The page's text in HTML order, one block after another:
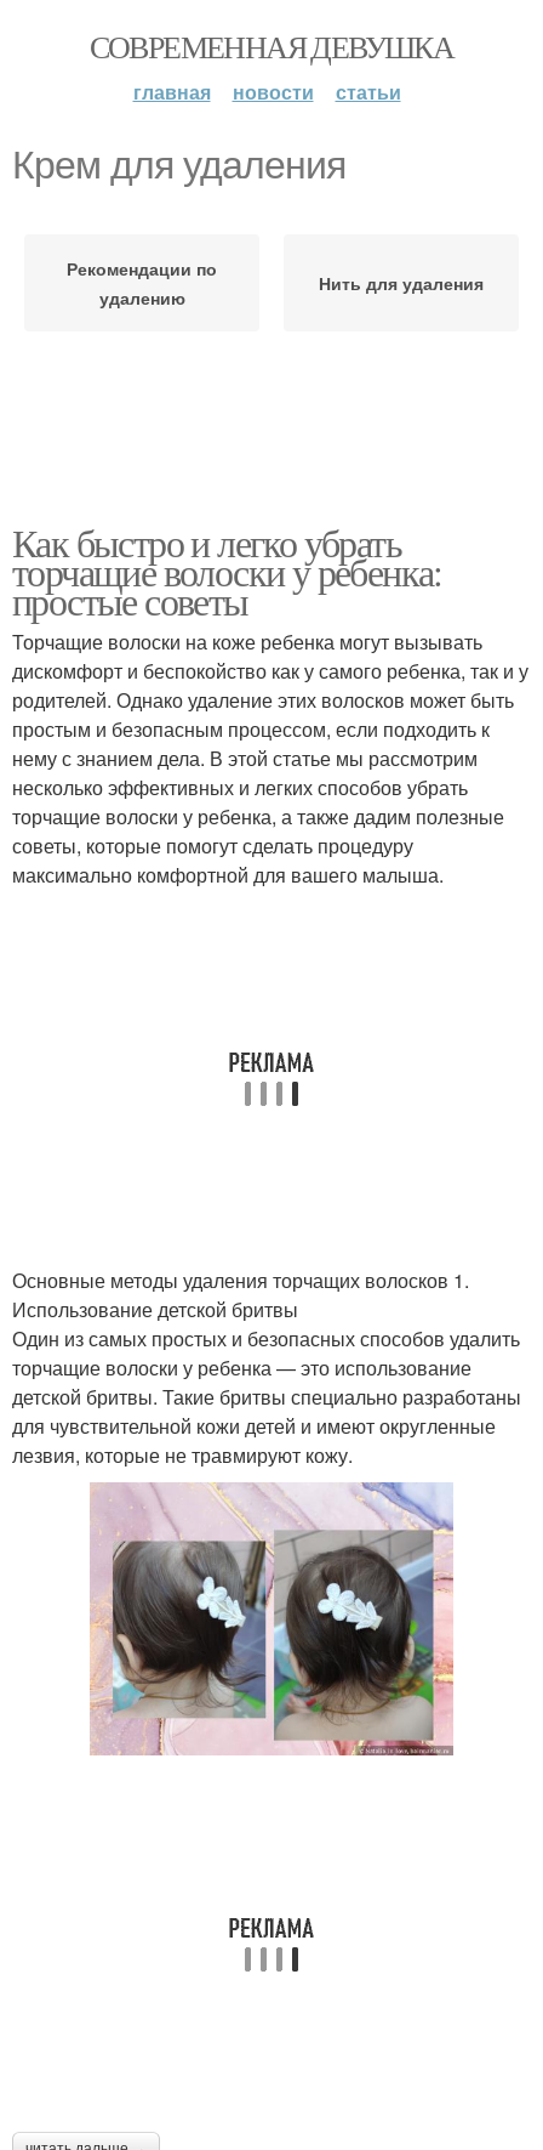
СОВРЕМЕННАЯ ДЕВУШКА
главная новости статьи
Крем для удаления
Рекомендации по
удалению
Нить для удаления
Как быстро и легко убрать
торчащие волоски у ребенка:
простые советы
Торчащие волоски на коже ребенка могут вызывать
дискомфорт и беспокойство как у самого ребенка, так и у
родителей. Однако удаление этих волосков может быть
простым и безопасным процессом, если подходить к
нему с знанием дела. В этой статье мы рассмотрим
несколько эффективных и легких способов убрать
торчащие волоски у ребенка, а также дадим полезные
советы, которые помогут сделать процедуру
максимально комфортной для вашего малыша.
Основные методы удаления торчащих волосков 1.
Использование детской бритвы
Один из самых простых и безопасных способов удалить
торчащие волоски у ребенка — это использование
детской бритвы. Такие бритвы специально разработаны
для чувствительной кожи детей и имеют округленные
лезвия, которые не травмируют кожу.